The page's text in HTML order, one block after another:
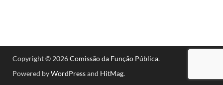
Copyright © 2026Comissão da Função Pública.
Powered byWordPressand HitMag.